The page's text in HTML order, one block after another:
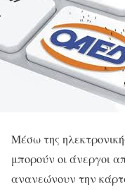
Μέσω της
μπορούν οι άνεργοι
ανανεώνουν την